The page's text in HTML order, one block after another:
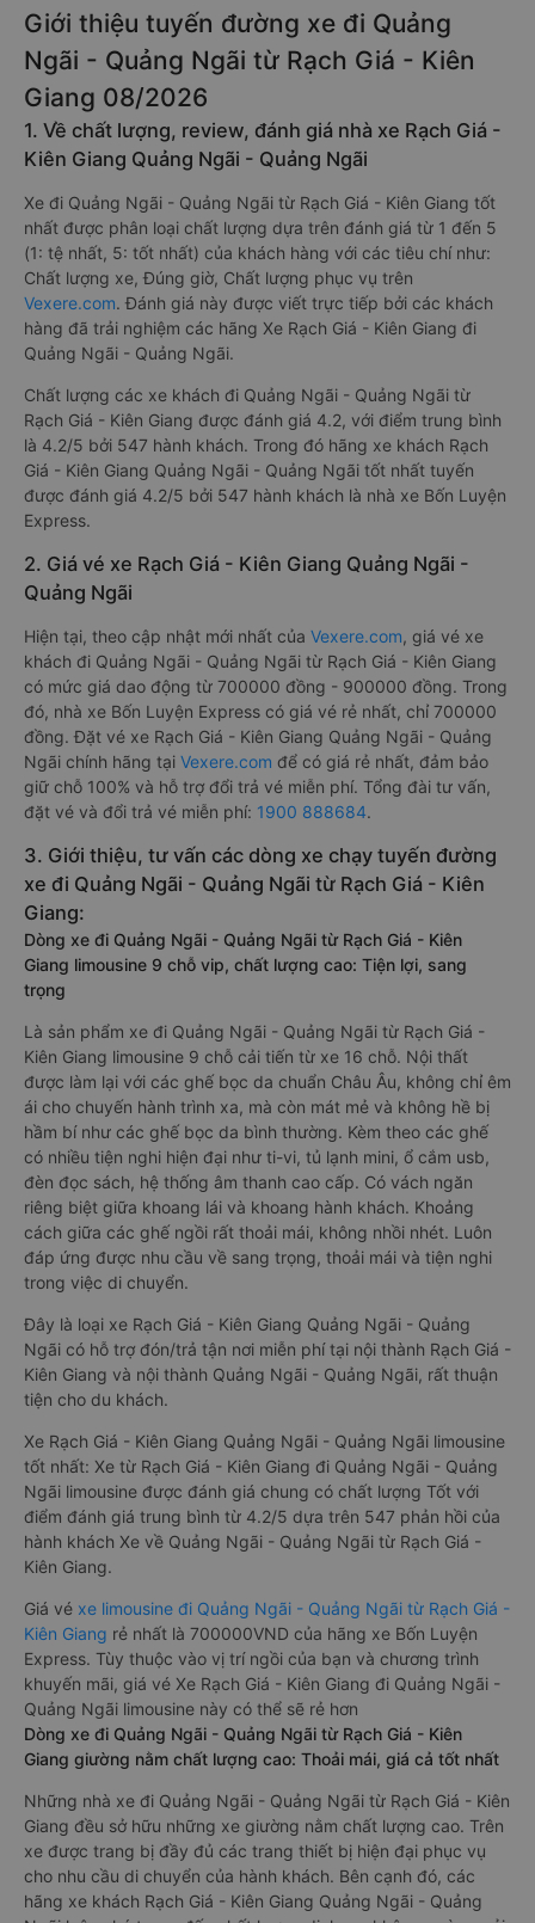
Giới thiệu tuyến đường xe đi Quảng
Ngãi - Quảng Ngãi từ Rạch Giá - Kiên
Giang 08/2026
1. Về chất lượng, review, đánh giá nhà xe Rạch Giá -
Kiên Giang Quảng Ngãi - Quảng Ngãi
Xe đi Quảng Ngãi - Quảng Ngãi từ Rạch Giá - Kiên Giang tốt
nhất được phân loại chất lượng dựa trên đánh giá từ 1 đến 5
(1: tệ nhất, 5: tốt nhất) của khách hàng với các tiêu chí như:
Chất lượng xe, Đúng giờ, Chất lượng phục vụ trên
Vexere.com. Đánh giá này được viết trực tiếp bởi các khách
hàng đã trải nghiệm các hãng Xe Rạch Giá - Kiên Giang đi
Quảng Ngãi - Quảng Ngãi.
Chất lượng các xe khách đi Quảng Ngãi - Quảng Ngãi từ
Rạch Giá - Kiên Giang được đánh giá 4.2, với điểm trung bình
là 4.2/5 bởi 547 hành khách. Trong đó hãng xe khách Rạch
Giá - Kiên Giang Quảng Ngãi - Quảng Ngãi tốt nhất tuyến
được đánh giá 4.2/5 bởi 547 hành khách là nhà xe Bốn Luyện
Express.
2. Giá vé xe Rạch Giá - Kiên Giang Quảng Ngãi -
Quảng Ngãi
Hiện tại, theo cập nhật mới nhất của Vexere.com, giá vé xe
khách đi Quảng Ngãi - Quảng Ngãi từ Rạch Giá - Kiên Giang
có mức giá dao động từ 700000 đồng - 900000 đồng. Trong
đó, nhà xe Bốn Luyện Express có giá vé rẻ nhất, chỉ 700000
đồng. Đặt vé xe Rạch Giá - Kiên Giang Quảng Ngãi - Quảng
Ngãi chính hãng tại Vexere.com để có giá rẻ nhất, đảm bảo
giữ chỗ 100% và hỗ trợ đổi trả vé miễn phí. Tổng đài tư vấn,
đặt vé và đổi trả vé miễn phí: 1900 888684.
3. Giới thiệu, tư vấn các dòng xe chạy tuyến đường
xe đi Quảng Ngãi - Quảng Ngãi từ Rạch Giá - Kiên
Giang:
Dòng xe đi Quảng Ngãi - Quảng Ngãi từ Rạch Giá - Kiên
Giang limousine 9 chỗ vip, chất lượng cao: Tiện lợi, sang
trọng
Là sản phẩm xe đi Quảng Ngãi - Quảng Ngãi từ Rạch Giá -
Kiên Giang limousine 9 chỗ cải tiến từ xe 16 chỗ. Nội thất
được làm lại với các ghế bọc da chuẩn Châu Âu, không chỉ êm
ái cho chuyến hành trình xa, mà còn mát mẻ và không hề bị
hầm bí như các ghế bọc da bình thường. Kèm theo các ghế
có nhiều tiện nghi hiện đại như ti-vi, tủ lạnh mini, ổ cắm usb,
đèn đọc sách, hệ thống âm thanh cao cấp. Có vách ngăn
riêng biệt giữa khoang lái và khoang hành khách. Khoảng
cách giữa các ghế ngồi rất thoải mái, không nhồi nhét. Luôn
đáp ứng được nhu cầu về sang trọng, thoải mái và tiện nghi
trong việc di chuyển.
Đây là loại xe Rạch Giá - Kiên Giang Quảng Ngãi - Quảng
Ngãi có hỗ trợ đón/trả tận nơi miễn phí tại nội thành Rạch Giá -
Kiên Giang và nội thành Quảng Ngãi - Quảng Ngãi, rất thuận
tiện cho du khách.
Xe Rạch Giá - Kiên Giang Quảng Ngãi - Quảng Ngãi limousine
tốt nhất: Xe từ Rạch Giá - Kiên Giang đi Quảng Ngãi - Quảng
Ngãi limousine được đánh giá chung có chất lượng Tốt với
điểm đánh giá trung bình từ 4.2/5 dựa trên 547 phản hồi của
hành khách Xe về Quảng Ngãi - Quảng Ngãi từ Rạch Giá -
Kiên Giang.
Giá vé xe limousine đi Quảng Ngãi - Quảng Ngãi từ Rạch Giá -
Kiên Giang rẻ nhất là 700000VND của hãng xe Bốn Luyện
Express. Tùy thuộc vào vị trí ngồi của bạn và chương trình
khuyến mãi, giá vé Xe Rạch Giá - Kiên Giang đi Quảng Ngãi -
Quảng Ngãi limousine này có thể sẽ rẻ hơn
Dòng xe đi Quảng Ngãi - Quảng Ngãi từ Rạch Giá - Kiên
Giang giường nằm chất lượng cao: Thoải mái, giá cả tốt nhất
Những nhà xe đi Quảng Ngãi - Quảng Ngãi từ Rạch Giá - Kiên
Giang đều sở hữu những xe giường nằm chất lượng cao. Trên
xe được trang bị đầy đủ các trang thiết bị hiện đại phục vụ
cho nhu cầu di chuyển của hành khách. Bên cạnh đó, các
hãng xe khách Rạch Giá - Kiên Giang Quảng Ngãi - Quảng